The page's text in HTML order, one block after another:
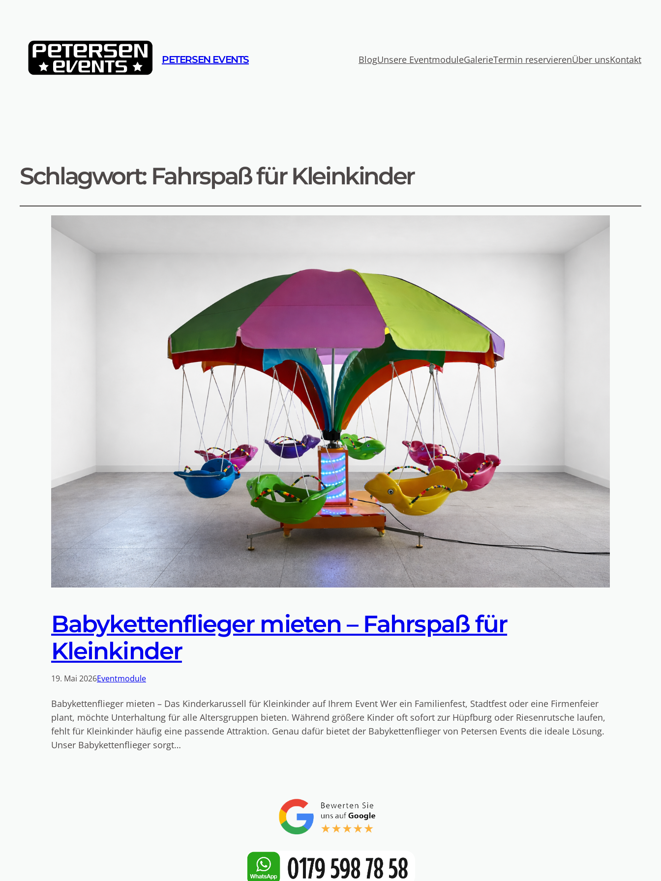
PETERSEN EVENTS BlogUnsere EventmoduleGalerieTermin reservierenÜber unsKontakt
Schlagwort: Fahrspaß für Kleinkinder
Babykettenflieger mieten – Fahrspaß für
Kleinkinder
19. Mai 2026Eventmodule
Babykettenflieger mieten – Das Kinderkarussell für Kleinkinder auf Ihrem Event Wer ein Familienfest, Stadtfest oder eine Firmenfeier
plant, möchte Unterhaltung für alle Altersgruppen bieten. Während größere Kinder oft sofort zur Hüpfburg oder Riesenrutsche laufen,
fehlt für Kleinkinder häufig eine passende Attraktion. Genau dafür bietet der Babykettenflieger von Petersen Events die ideale Lösung.
Unser Babykettenflieger sorgt…